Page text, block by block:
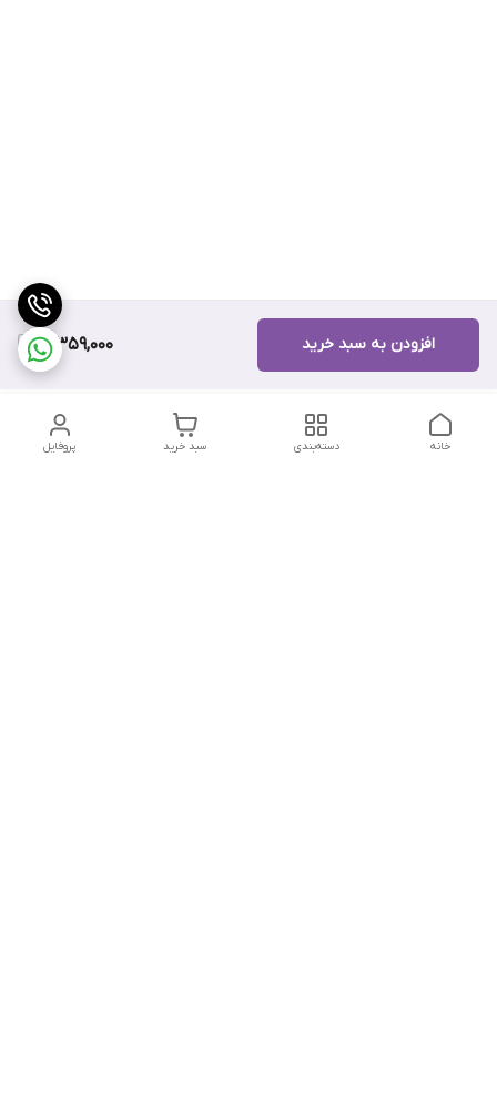
10,359,000 افزودن به سبد خرید
پروفایل سبد خرید دسته‌بندی خانه